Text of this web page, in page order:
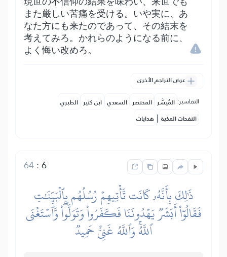
また厳しい苦痛を受ける。いや実に、あ
なた方にも来たのであって、その結末を
考えてみろ。かれらのようになる前に、
よく悔い改めろ。
عرض التراجم الأخرى
التفاسير: المُيسَّر المختصر السعدي ابن كثير الطبري
النفحات المكية | هدايات
6
:
64
ذَٰلِكَ بِأَنَّهُۥ كَانَت تَّأۡتِيهِمۡ رُسُلُهُم بِٱلۡبَيِّنَٰتِ
فَقَالُوٓاْ أَبَشَرٞ يَهۡدُونَنَا فَكَفَرُواْ وَتَوَلَّواْۖ وَّٱسۡتَغۡنَى
ٱللَّهُۚ وَٱللَّهُ غَنِيٌّ حَمِيدٞ